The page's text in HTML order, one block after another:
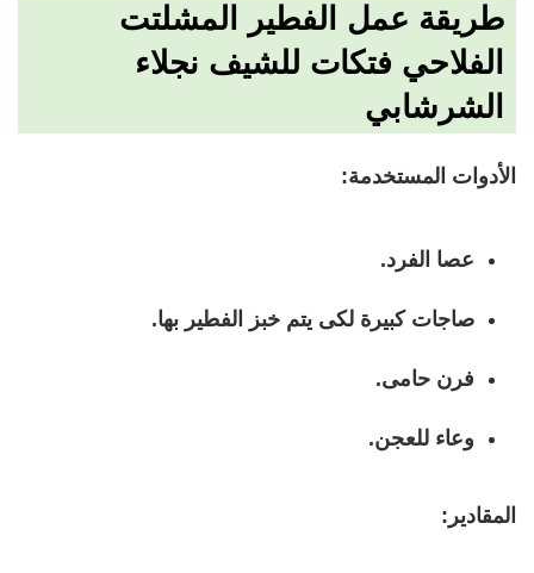
طريقة عمل الفطير المشلتت
الفلاحي فتكات للشيف نجلاء
الشرشابي
الأدوات المستخدمة:
عصا الفرد.
صاجات كبيرة لكى يتم خبز الفطير بها.
فرن حامى.
وعاء للعجن.
المقادير: